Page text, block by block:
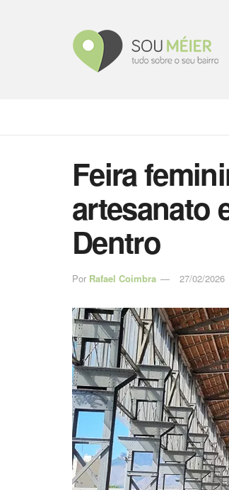
Feira
artesanato
Dentro
Por Rafael Coimbra 27/02/2026